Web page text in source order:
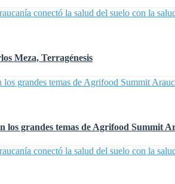
Meza, Terragénesis
los grandes temas de Agrifood Summit